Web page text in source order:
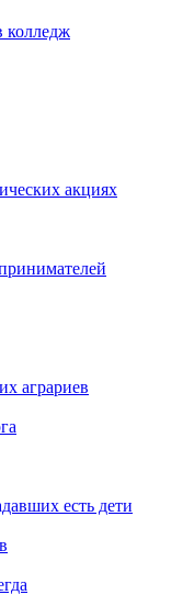
колледж
акциях
аграриев
есть дети